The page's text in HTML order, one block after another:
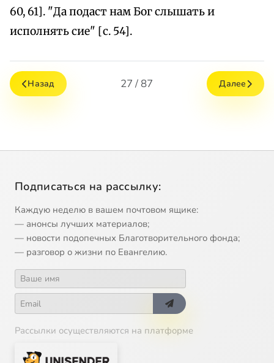
60, 61]. "Да подаст нам Бог слышать и
исполнять сие" [с. 54].
Назад 27 / 87 Далее
Подписаться на рассылку:
Каждую неделю в вашем почтовом ящике:
— анонсы лучших материалов;
— новости подопечных Благотворительного фонда;
— разговор о жизни по Евангелию.
Рассылки осуществляются на платформе